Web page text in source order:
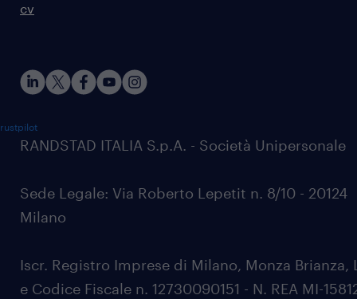
cv
RANDSTAD ITALIA S.p.A. - Società Unipersonale
Sede Legale: Via Roberto Lepetit n. 8/10 - 20124
Milano
Iscr. Registro Imprese di Milano, Monza Brianza,
e Codice Fiscale n. 12730090151 - N. REA MI-